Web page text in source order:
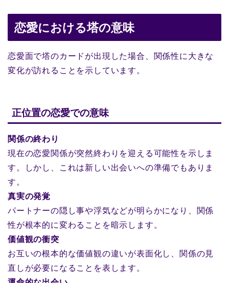
恋愛における塔の意味
恋愛面で塔のカードが出現した場合、関係性に大きな
変化が訪れることを示しています。
正位置の恋愛での意味
関係の終わり
現在の恋愛関係が突然終わりを迎える可能性を示しま
す。しかし、これは新しい出会いへの準備でもありま
す。
真実の発覚
パートナーの隠し事や浮気などが明らかになり、関係
性が根本的に変わることを暗示します。
価値観の衝突
お互いの根本的な価値観の違いが表面化し、関係の見
直しが必要になることを表します。